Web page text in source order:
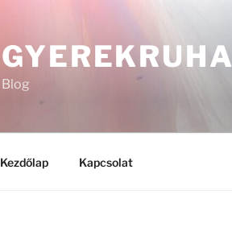
GYEREKRUHA
Blog
Kezdőlap Kapcsolat